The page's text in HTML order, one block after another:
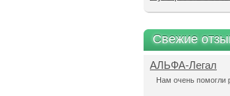
Свежие
АЛЬФА-Легал
Нам очень помогли